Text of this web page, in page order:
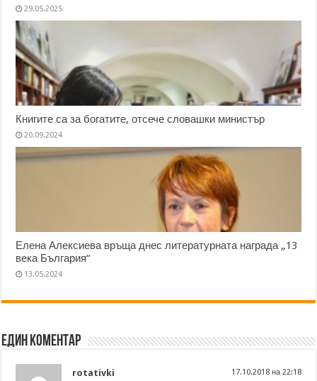
29.05.2025
Книгите са за богатите, отсече словашки министър
20.09.2024
Елена Алексиева връща днес литературната награда „13
века България“
13.05.2024
Един коментар
rotativki 17.10.2018 на 22:18